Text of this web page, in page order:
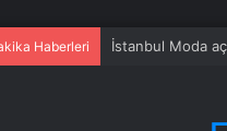
Haberleri İstanbul Moda